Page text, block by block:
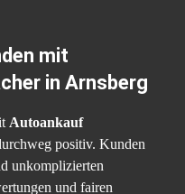
mit
in Arnsberg
Autoankauf
positiv. Kunden
unkomplizierten
und fairen